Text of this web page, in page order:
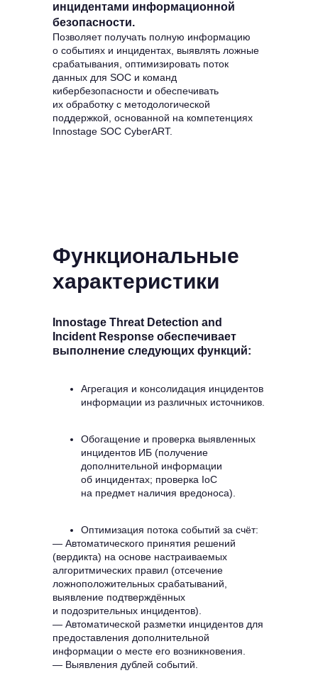
инцидентами информационной
безопасности.
Позволяет получать полную информацию
о событиях и инцидентах, выявлять ложные
срабатывания, оптимизировать поток
данных для SOC и команд
кибербезопасности и обеспечивать
их обработку с методологической
поддержкой, основанной на компетенциях
Innostage SOC CyberART.
Функциональные
характеристики
Innostage Threat Detection and
Incident Response обеспечивает
выполнение следующих функций:
Агрегация и консолидация инцидентов
информации из различных источников.
Обогащение и проверка выявленных
инцидентов ИБ (получение
дополнительной информации
об инцидентах; проверка IoC
на предмет наличия вредоноса).
Оптимизация потока событий за счёт:
— Автоматического принятия решений
(вердикта) на основе настраиваемых
алгоритмических правил (отсечение
ложноположительных срабатываний,
выявление подтверждённых
и подозрительных инцидентов).
— Автоматической разметки инцидентов для
предоставления дополнительной
информации о месте его возникновения.
— Выявления дублей событий.